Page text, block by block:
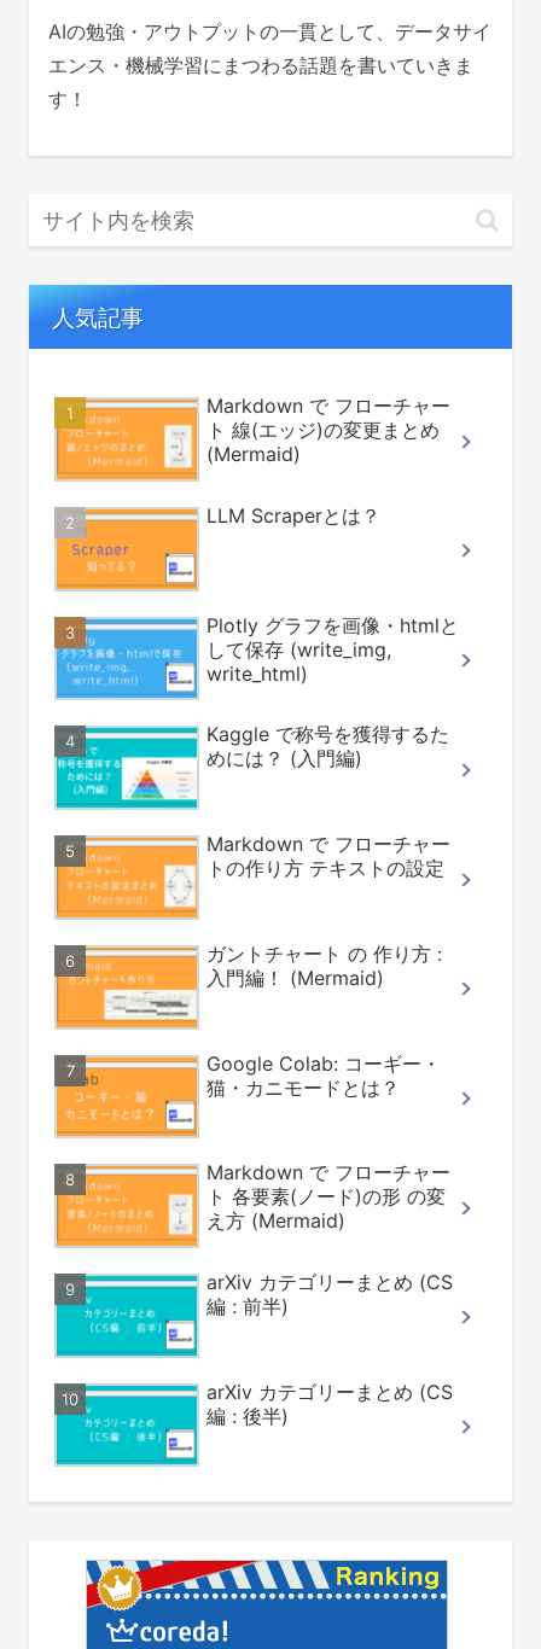
AIの勉強・アウトプットの一貫として、データサイ
エンス・機械学習にまつわる話題を書いていきま
す！
人気記事
Markdown で フローチャー
ト 線(エッジ)の変更まとめ
(Mermaid)
LLM Scraperとは？
Plotly グラフを画像・htmlと
して保存 (write_img,
write_html)
Kaggle で称号を獲得するた
めには？ (入門編)
Markdown で フローチャー
トの作り方 テキストの設定
ガントチャート の 作り方 :
入門編！ (Mermaid)
Google Colab: コーギー・
猫・カニモードとは？
Markdown で フローチャー
ト 各要素(ノード)の形 の変
え方 (Mermaid)
arXiv カテゴリーまとめ (CS
編 : 前半)
arXiv カテゴリーまとめ (CS
編 : 後半)